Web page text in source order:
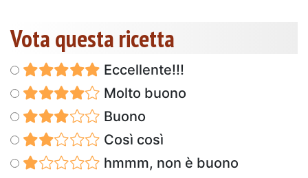
Vota questa ricetta
Eccellente!!!
Molto buono
Buono
Così così
hmmm, non è buono